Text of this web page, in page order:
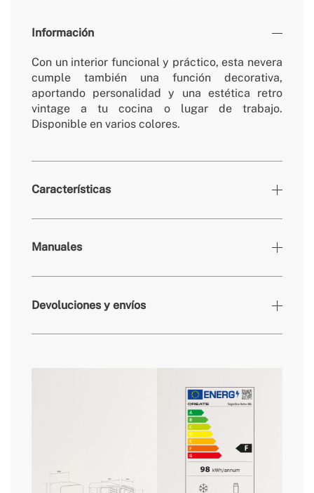
Información
Con un interior funcional y práctico, esta nevera
cumple también una función decorativa,
aportando personalidad y una estética retro
vintage a tu cocina o lugar de trabajo.
Disponible en varios colores.
Características
» Colores
» Potencia motor
» Frecuencia
500x440x498 mm
F
3 Años
CE & RoHS
» Capacidad 48 L
Manuales
Devoluciones y envíos